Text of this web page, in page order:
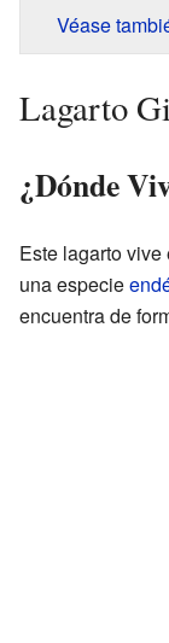
Véase
Lagarto
¿Dónde
Este lagarto
una especie
encuentra de